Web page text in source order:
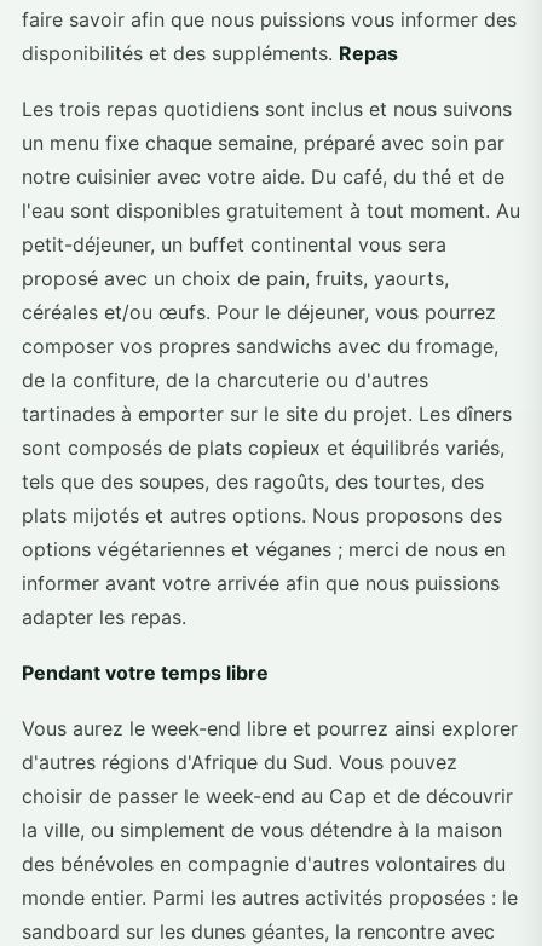
faire savoir afin que nous puissions vous informer des
disponibilités et des suppléments. Repas
Les trois repas quotidiens sont inclus et nous suivons
un menu fixe chaque semaine, préparé avec soin par
notre cuisinier avec votre aide. Du café, du thé et de
l'eau sont disponibles gratuitement à tout moment. Au
petit-déjeuner, un buffet continental vous sera
proposé avec un choix de pain, fruits, yaourts,
céréales et/ou œufs. Pour le déjeuner, vous pourrez
composer vos propres sandwichs avec du fromage,
de la confiture, de la charcuterie ou d'autres
tartinades à emporter sur le site du projet. Les dîners
sont composés de plats copieux et équilibrés variés,
tels que des soupes, des ragoûts, des tourtes, des
plats mijotés et autres options. Nous proposons des
options végétariennes et véganes ; merci de nous en
informer avant votre arrivée afin que nous puissions
adapter les repas.
Pendant votre temps libre
Vous aurez le week-end libre et pourrez ainsi explorer
d'autres régions d'Afrique du Sud. Vous pouvez
choisir de passer le week-end au Cap et de découvrir
la ville, ou simplement de vous détendre à la maison
des bénévoles en compagnie d'autres volontaires du
monde entier. Parmi les autres activités proposées : le
sandboard sur les dunes géantes, la rencontre avec